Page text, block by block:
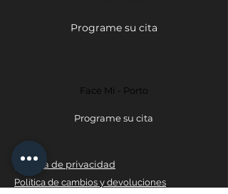
Programe su cita
Face Mi - Porto
Programe su cita
política de privacidad
Política de cambios y devoluciones